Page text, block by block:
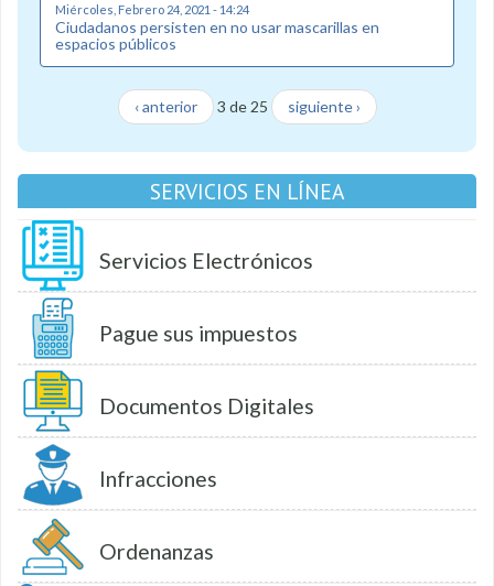
Miércoles, Febrero 24, 2021 - 14:24
Ciudadanos persisten en no usar mascarillas en
espacios públicos
‹ anterior 3 de 25 siguiente ›
SERVICIOS EN LÍNEA
Servicios Electrónicos
Pague sus impuestos
Documentos Digitales
Infracciones
Ordenanzas